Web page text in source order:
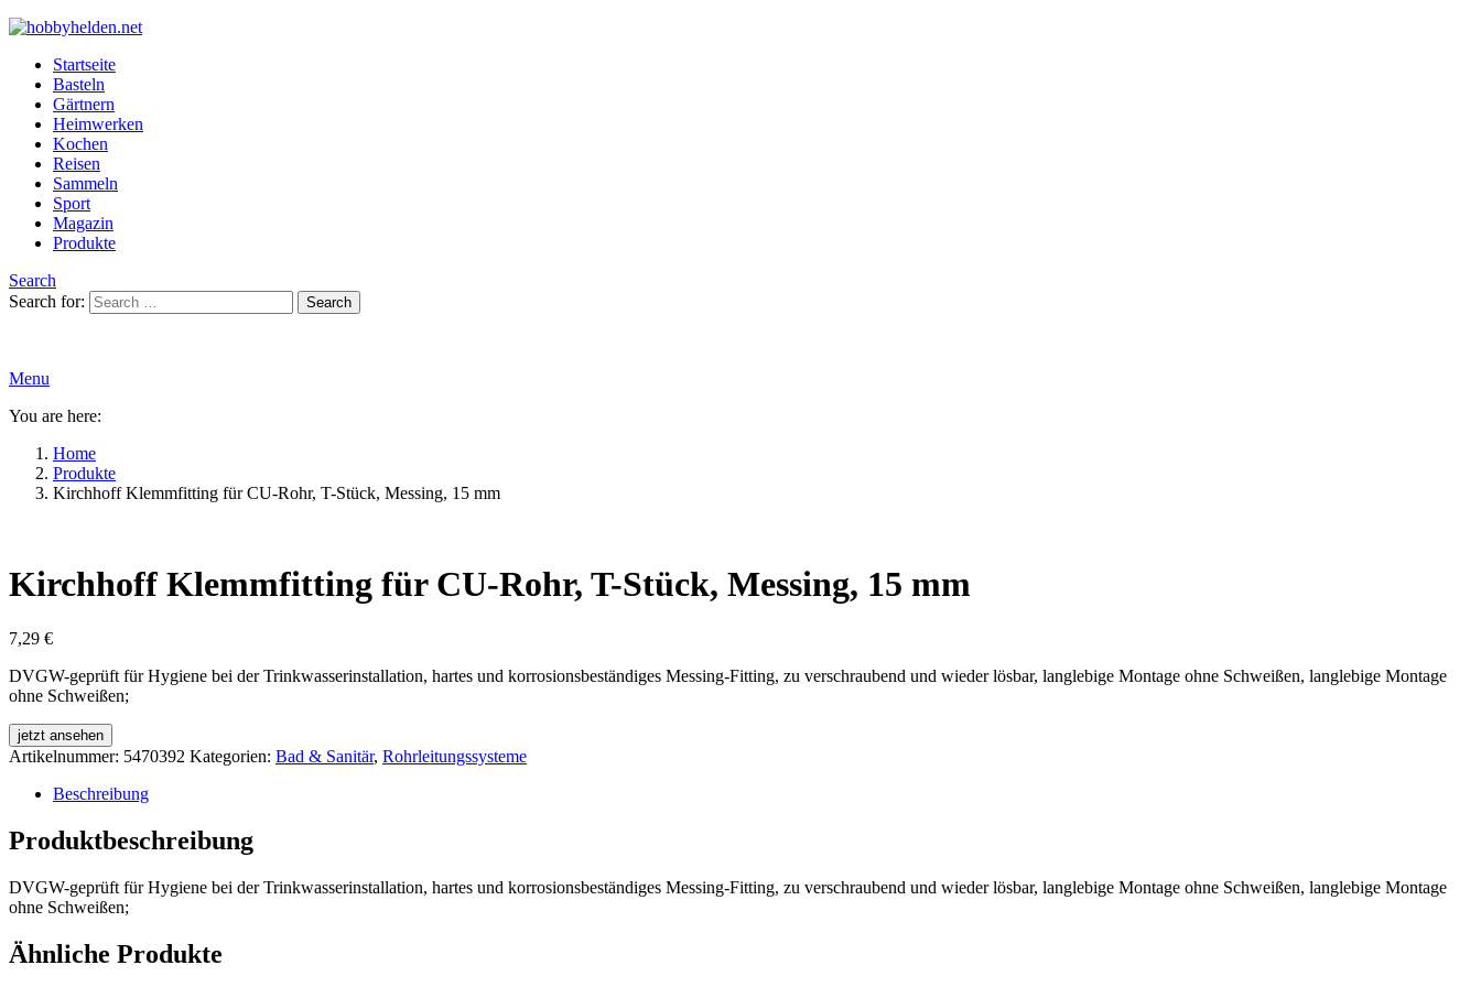
Startseite
Basteln
Gärtnern
Heimwerken
Kochen
Reisen
Sammeln
Sport
Magazin
Produkte
Search
Search for:
Search
Menu
You are here:
Home
Produkte
Kirchhoff Klemmfitting für CU-Rohr, T-Stück, Messing, 15 mm
Kirchhoff Klemmfitting für CU-Rohr, T-Stück, Messing, 15 mm
7,29 €
DVGW-geprüft für Hygiene bei der Trinkwasserinstallation, hartes und korrosionsbeständiges Messing-Fitting, zu verschraubend und wieder lösbar, langlebige Montage ohne Schweißen, langlebige Montage
ohne Schweißen;
jetzt ansehen
Artikelnummer: 5470392 Kategorien: Bad & Sanitär, Rohrleitungssysteme
Beschreibung
Produktbeschreibung
DVGW-geprüft für Hygiene bei der Trinkwasserinstallation, hartes und korrosionsbeständiges Messing-Fitting, zu verschraubend und wieder lösbar, langlebige Montage ohne Schweißen, langlebige Montage
ohne Schweißen;
Ähnliche Produkte